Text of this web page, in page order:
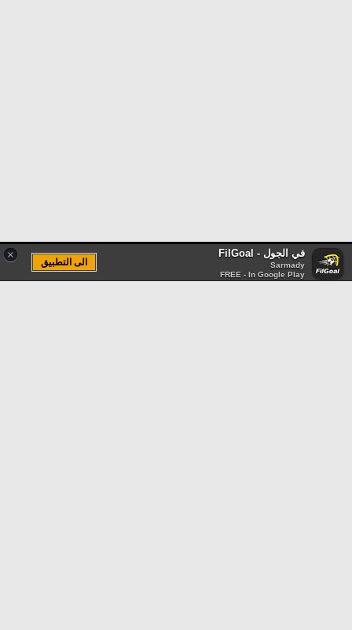
× في الجول - FilGoal
Sarmady
FREE - In Google Play
الى التطبيق